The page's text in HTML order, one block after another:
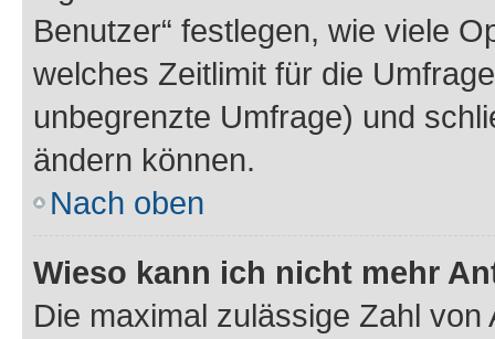
Benutzer“ festlegen, wie viele
welches Zeitlimit für die
unbegrenzte Umfrage) und
ändern können.
Nach oben
Wieso kann ich nicht mehr
Die maximal zulässige Zahl